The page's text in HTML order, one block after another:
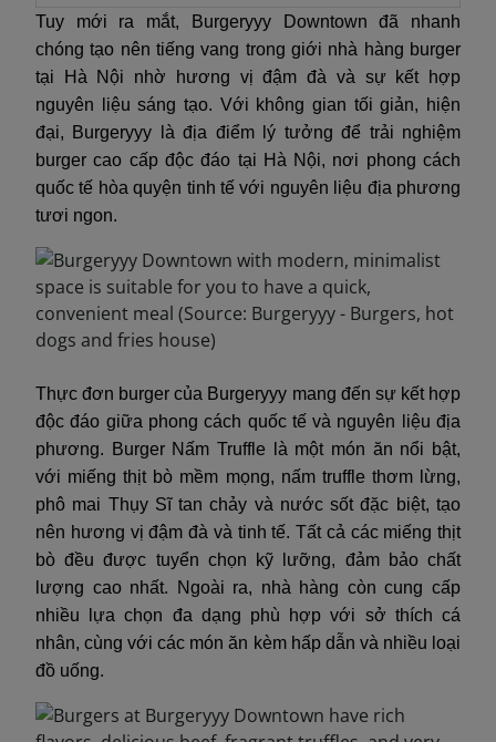
Tuy mới ra mắt, Burgeryyy Downtown đã nhanh
chóng tạo nên tiếng vang trong giới nhà hàng burger
tại Hà Nội nhờ hương vị đậm đà và sự kết hợp
nguyên liệu sáng tạo. Với không gian tối giản, hiện
đại, Burgeryyy là địa điểm lý tưởng để trải nghiệm
burger cao cấp độc đáo tại Hà Nội, nơi phong cách
quốc tế hòa quyện tinh tế với nguyên liệu địa phương
tươi ngon.
Thực đơn burger của Burgeryyy mang đến sự kết hợp
độc đáo giữa phong cách quốc tế và nguyên liệu địa
phương. Burger Nấm Truffle là một món ăn nổi bật,
với miếng thịt bò mềm mọng, nấm truffle thơm lừng,
phô mai Thụy Sĩ tan chảy và nước sốt đặc biệt, tạo
nên hương vị đậm đà và tinh tế. Tất cả các miếng thịt
bò đều được tuyển chọn kỹ lưỡng, đảm bảo chất
lượng cao nhất. Ngoài ra, nhà hàng còn cung cấp
nhiều lựa chọn đa dạng phù hợp với sở thích cá
nhân, cùng với các món ăn kèm hấp dẫn và nhiều loại
đồ uống.